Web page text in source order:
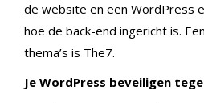
de website en een WordPress
hoe de back-end ingericht is.
thema’s is The7.
Je WordPress beveiligen